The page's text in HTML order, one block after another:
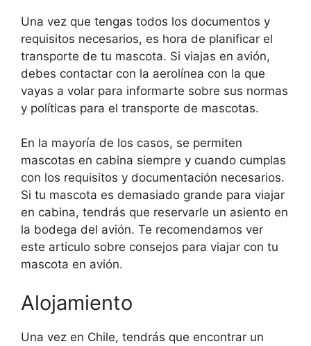
Una vez que tengas todos los documentos y
requisitos necesarios, es hora de planificar el
transporte de tu mascota. Si viajas en avión,
debes contactar con la aerolínea con la que
vayas a volar para informarte sobre sus normas
y políticas para el transporte de mascotas.
En la mayoría de los casos, se permiten
mascotas en cabina siempre y cuando cumplas
con los requisitos y documentación necesarios.
Si tu mascota es demasiado grande para viajar
en cabina, tendrás que reservarle un asiento en
la bodega del avión. Te recomendamos ver
este articulo sobre consejos para viajar con tu
mascota en avión.
Alojamiento
Una vez en Chile, tendrás que encontrar un